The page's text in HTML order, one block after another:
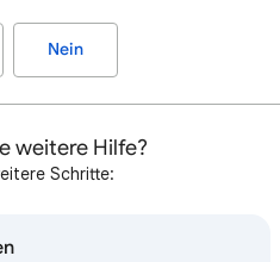
Nein
weitere Hilfe?
Schritte: